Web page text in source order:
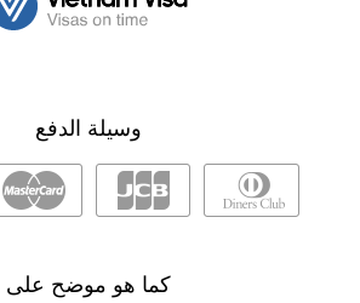
وسيلة الدفع
كما هو موضح على